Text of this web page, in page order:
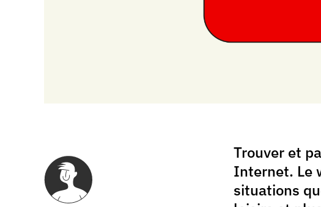
qu’est-ce que c’est ?
Trouver et
Internet. Le
situations